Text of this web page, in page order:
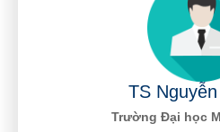
TS
Trường Đại học